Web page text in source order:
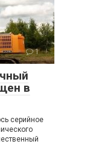
1
в
серийное